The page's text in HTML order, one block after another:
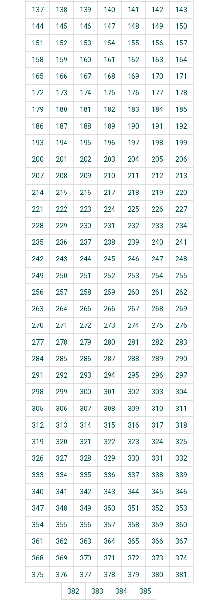
137 138 139 140 141 142 143
144 145 146 147 148 149 150
151 152 153 154 155 156 157
158 159 160 161 162 163 164
165 166 167 168 169 170 171
172 173 174 175 176 177 178
179 180 181 182 183 184 185
186 187 188 189 190 191 192
193 194 195 196 197 198 199
200 201 202 203 204 205 206
207 208 209 210 211 212 213
214 215 216 217 218 219 220
221 222 223 224 225 226 227
228 229 230 231 232 233 234
235 236 237 238 239 240 241
242 243 244 245 246 247 248
249 250 251 252 253 254 255
256 257 258 259 260 261 262
263 264 265 266 267 268 269
270 271 272 273 274 275 276
277 278 279 280 281 282 283
284 285 286 287 288 289 290
291 292 293 294 295 296 297
298 299 300 301 302 303 304
305 306 307 308 309 310 311
312 313 314 315 316 317 318
319 320 321 322 323 324 325
326 327 328 329 330 331 332
333 334 335 336 337 338 339
340 341 342 343 344 345 346
347 348 349 350 351 352 353
354 355 356 357 358 359 360
361 362 363 364 365 366 367
368 369 370 371 372 373 374
375 376 377 378 379 380 381
382 383 384 385